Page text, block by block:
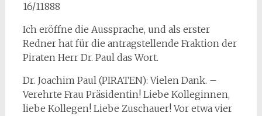
16/11888
Ich eröffne die Aussprache, und als erster
Redner hat für die antragstellende Fraktion der
Piraten Herr Dr. Paul das Wort.
Dr. Joachim Paul (PIRATEN): Vielen Dank. –
Verehrte Frau Präsidentin! Liebe Kolleginnen,
liebe Kollegen! Liebe Zuschauer! Vor etwa vier